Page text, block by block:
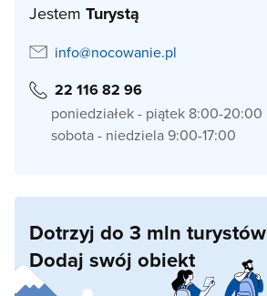
Jestem Turystą
info@nocowanie.pl
22 116 82 96
poniedziałek - piątek 8:00-20:00
sobota - niedziela 9:00-17:00
Dotrzyj do 3 mln turystów
Dodaj swój obiekt